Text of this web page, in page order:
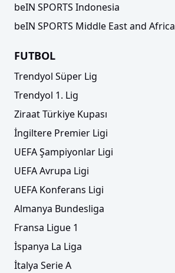
beIN SPORTS Indonesia
beIN SPORTS Middle East and Africa
FUTBOL
Trendyol Süper Lig
Trendyol 1. Lig
Ziraat Türkiye Kupası
İngiltere Premier Ligi
UEFA Şampiyonlar Ligi
UEFA Avrupa Ligi
UEFA Konferans Ligi
Almanya Bundesliga
Fransa Ligue 1
İspanya La Liga
İtalya Serie A